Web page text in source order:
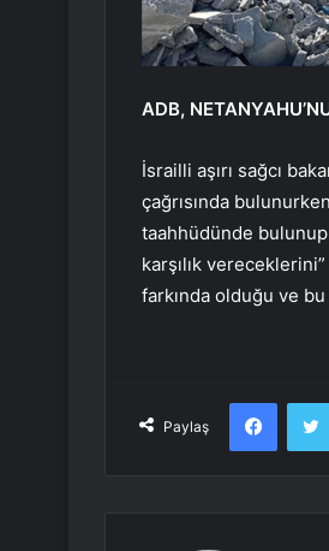
ADB,
İsrailli aşırı sağcı
çağrısında
taahhüdünde bulunup
karşılık
farkında olduğu ve
Paylaş